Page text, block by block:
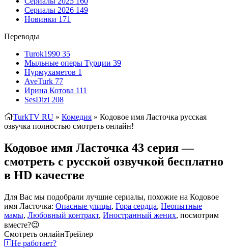
Сериалы 2026 149
Новинки 171
Переводы
Turok1990 35
Мыльные оперы Турции 39
Нурмухаметов 1
AveTurk 77
Ирина Котова 111
SesDizi 208
TurkTV RU » Комедия » Кодовое имя Ласточка русская
озвучка полностью смотреть онлайн!
Кодовое имя Ласточка 43 серия —
смотреть с русской озвучкой бесплатно
в HD качестве
Для Вас мы подобрали лучшие сериалы, похожие на Кодовое
имя Ласточка: Опасные улицы, Гора сердца, Неопытные
мамы, Любовный контракт, Иностранный жених, посмотрим
вместе?😉
Смотреть онлайнТрейлер
Не работает?